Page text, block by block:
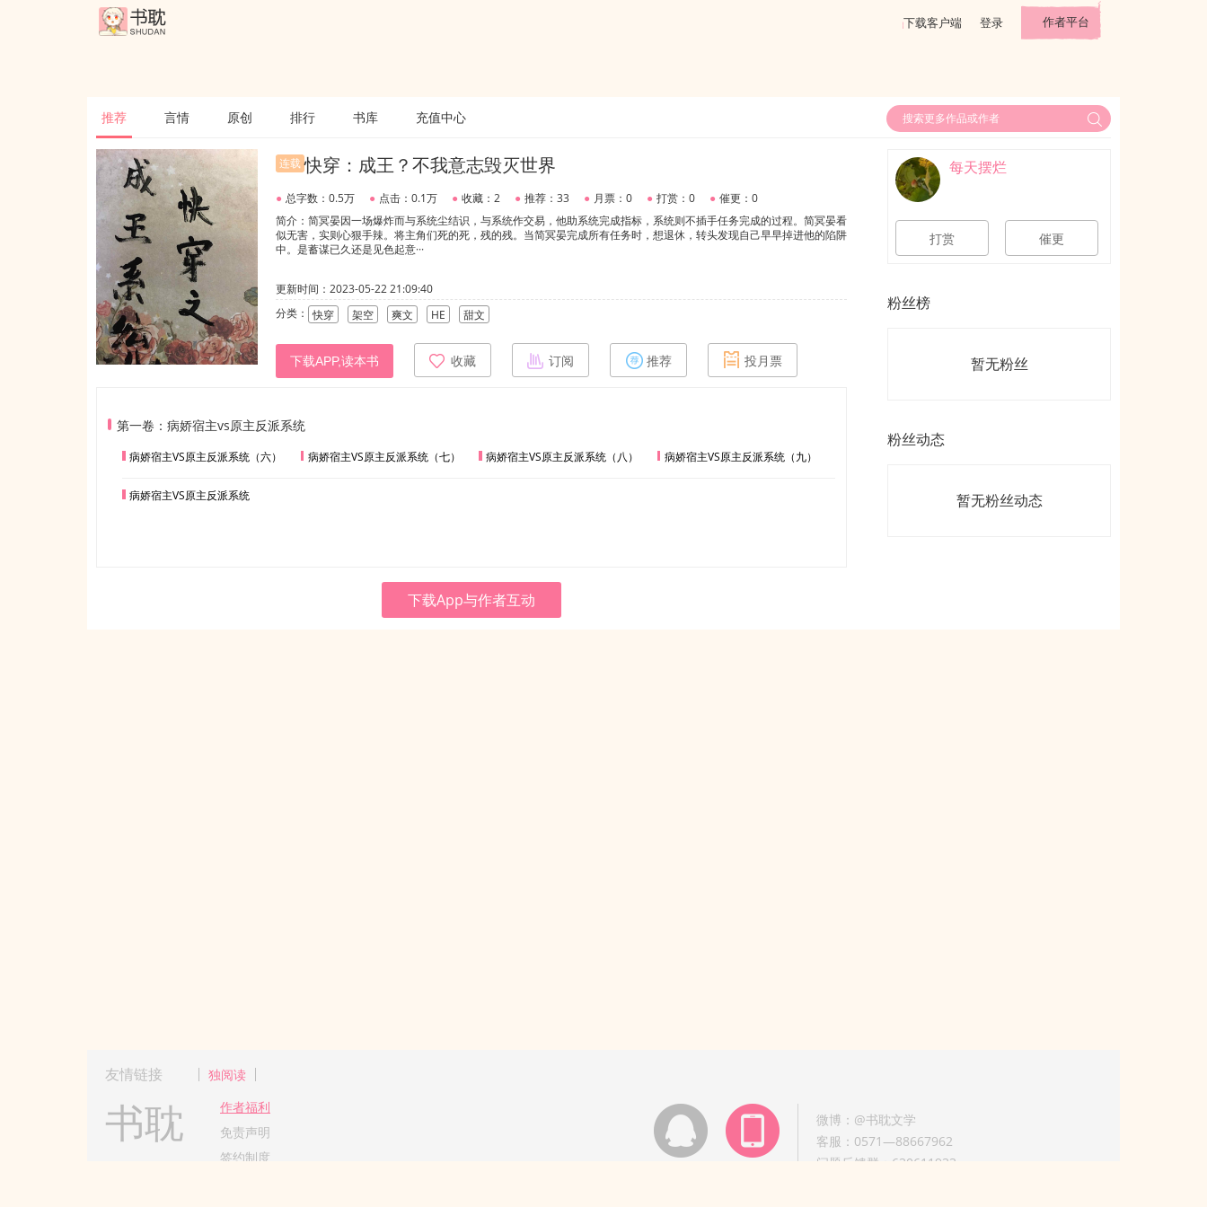
下载客户端 登录 作者平台
推荐 言情 原创 排行 书库 充值中心
连载 快穿：成王？不我意志毁灭世界
● 总字数：0.5万 ● 点击：0.1万 ● 收藏：2 ● 推荐：33 ● 月票：0 ● 打赏：0 ● 催更：0
简介：简冥晏因一场爆炸而与系统尘结识，与系统作交易，他助系统完成指标，系统则不插手任务完成的过程。简冥晏看
似无害，实则心狠手辣。将主角们死的死，残的残。当简冥晏完成所有任务时，想退休，转头发现自己早早掉进他的陷阱
中。是蓄谋已久还是见色起意···
更新时间：2023-05-22 21:09:40
分类： 快穿 架空 爽文 HE 甜文
下载APP,读本书 收藏 订阅 推荐 投月票
第一卷：病娇宿主vs原主反派系统
病娇宿主VS原主反派系统（六） 病娇宿主VS原主反派系统（七） 病娇宿主VS原主反派系统（八） 病娇宿主VS原主反派系统（九）
病娇宿主VS原主反派系统
下载App与作者互动
每天摆烂
打赏 催更
粉丝榜
暂无粉丝
粉丝动态
暂无粉丝动态
友情链接 独阅读
书耽
作者福利
免责声明
签约制度
微博：@书耽文学
客服：0571—88667962
问题反馈群：630611933